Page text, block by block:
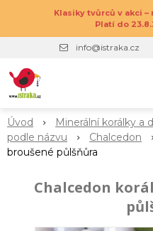
Klasiky tvůrců v akci
Platí do
info@istraka.cz
Úvod Minerální korálky a
podle názvu
Chalcedon
broušené půlšňůra
Chalcedon